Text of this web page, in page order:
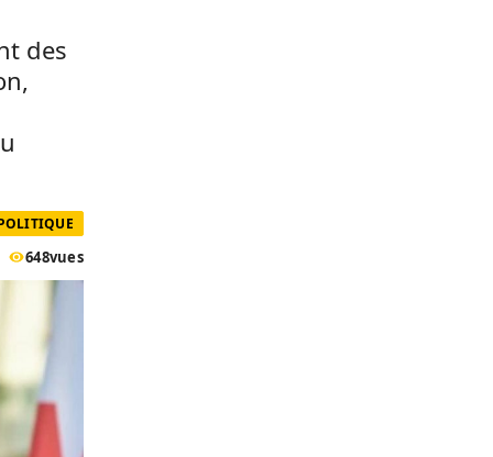
des
648vues